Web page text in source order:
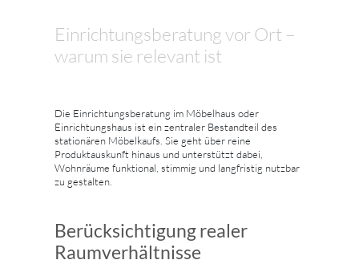
Einrichtungsberatung vor Ort –
warum sie relevant ist
Die Einrichtungsberatung im Möbelhaus oder
Einrichtungshaus ist ein zentraler Bestandteil des
stationären Möbelkaufs. Sie geht über reine
Produktauskunft hinaus und unterstützt dabei,
Wohnräume funktional, stimmig und langfristig nutzbar
zu gestalten.
Berücksichtigung realer
Raumverhältnisse